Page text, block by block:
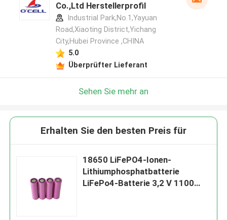
Co.,Ltd Herstellerprofil
Industrial Park,No.1,Yayuan
Road,Xiaoting District,Yichang
City,Hubei Province ,CHINA
5.0
Überprüfter Lieferant
Sehen Sie mehr an
Erhalten Sie den besten Preis für
18650 LiFePO4-Ionen-
Lithiumphosphatbatterie
LiFePo4-Batterie 3,2 V 1100